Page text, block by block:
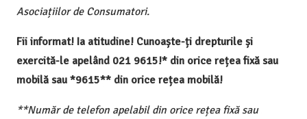
Asociațiilor de Consumatori.
Fii informat! Ia atitudine! Cunoaște-ți drepturile și
exercită-le apelând 021 9615!* din orice rețea fixă sau
mobilă sau *9615** din orice rețea mobilă!
**Număr de telefon apelabil din orice rețea fixă sau